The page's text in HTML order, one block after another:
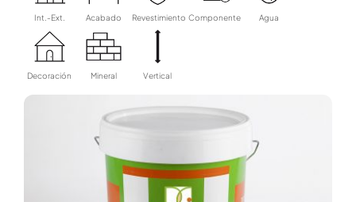
Int.-Ext. Acabado Revestimiento Componente Agua
Decoración Mineral Vertical